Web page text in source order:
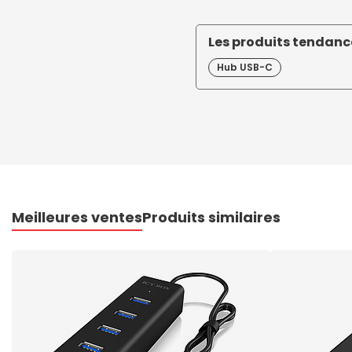
Les produits
Hub USB-C
Meilleures ventesProduits similaires